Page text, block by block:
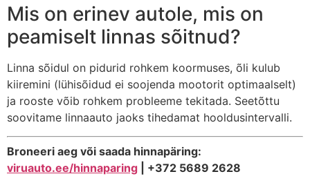
Mis on erinev autole, mis on
peamiselt linnas sõitnud?
Linna sõidul on pidurid rohkem koormuses, õli kulub
kiiremini (lühisõidud ei soojenda mootorit optimaalselt)
ja rooste võib rohkem probleeme tekitada. Seetõttu
soovitame linnaauto jaoks tihedamat hooldusintervalli.
Broneeri aeg või saada hinnapäring:
viruauto.ee/hinnaparing | +372 5689 2628